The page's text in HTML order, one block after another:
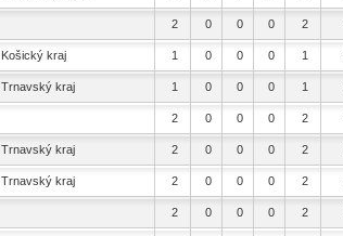
2 0 0 0 2
Košický kraj 1 0 0 0 1
Trnavský kraj 1 0 0 0 1
2 0 0 0 2
Trnavský kraj 2 0 0 0 2
Trnavský kraj 2 0 0 0 2
2 0 0 0 2